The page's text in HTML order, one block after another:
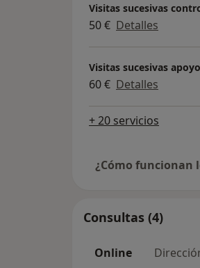
Visitas sucesivas
50 € Detalles
Visitas sucesivas
60 € Detalles
+ 20 servicios
¿Cómo funcionan
Consultas (4)
Online